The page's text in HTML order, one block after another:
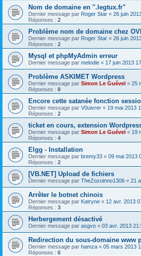
Nom de domaine en ".legtux.fr"
Dernier message par Roger Star « 26 juin
Réponses : 2
Problème nom de domaine chez
Dernier message par Roger Star « 26 juin
Réponses : 2
Mysql et phpMyAdmin erreur
Dernier message par melodie « 17 juin 2013
Problème ASKIMET Wordpress
Dernier message par Simon Le Guével « 25
Réponses : 8
Encore cette satanée fonction
Dernier message par V0uivrer « 19 mai 2013
Réponses : 2
ticket en cours, extension
Dernier message par Simon Le Guével « 19
Réponses : 4
Elgg - Installation
Dernier message par bremy33 « 09 mai 2013
Réponses : 2
[VB.NET] Upload de fichiers
Dernier message par TheZozoinno1306 « 21
Arrêter le botnet chinois
Dernier message par Katryne « 12 avr. 2013
Réponses : 3
Herbergement désactivé
Dernier message par asgvo « 03 avr. 2013
Redirection du sous-domaine www
Dernier message par hamza « 05 mars 2013
Réponses : 6